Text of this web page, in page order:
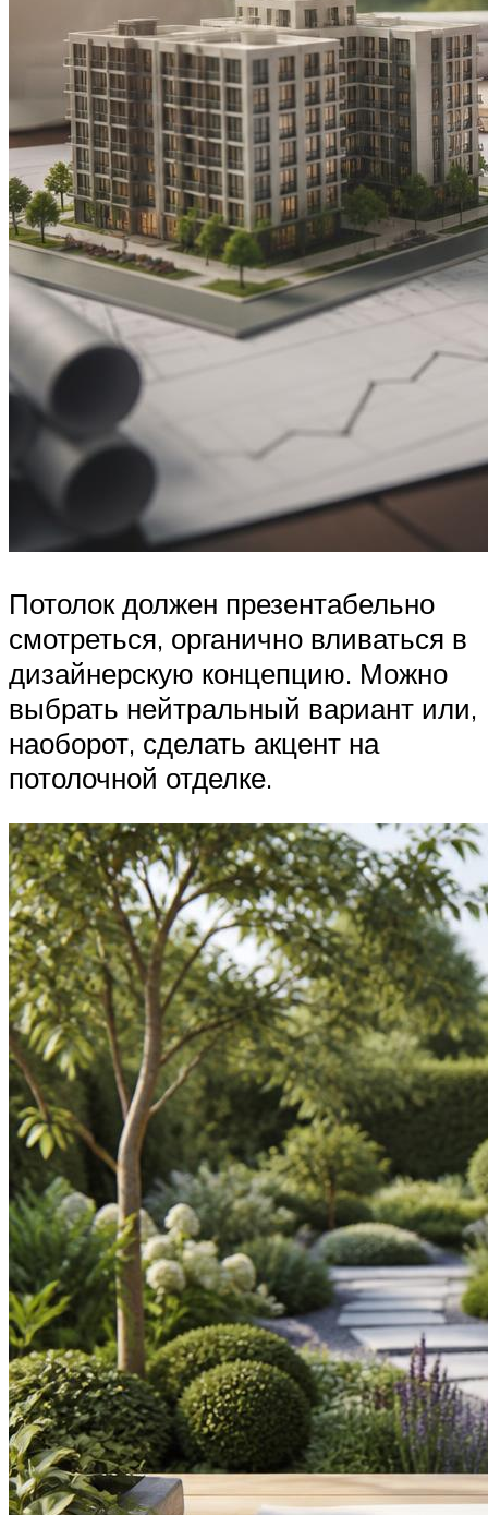
Потолок должен презентабельно
смотреться, органично вливаться в
дизайнерскую концепцию. Можно
выбрать нейтральный вариант или,
наоборот, сделать акцент на
потолочной отделке.